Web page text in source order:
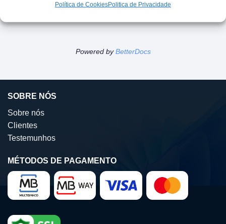
Política de CookiesPolitica de Privacidade
no GstarCAD
no GstarCAD
Powered byBetterDocs
SOBRE NÓS
Sobre nós
Clientes
Testemunhos
MÉTODOS DE PAGAMENTO